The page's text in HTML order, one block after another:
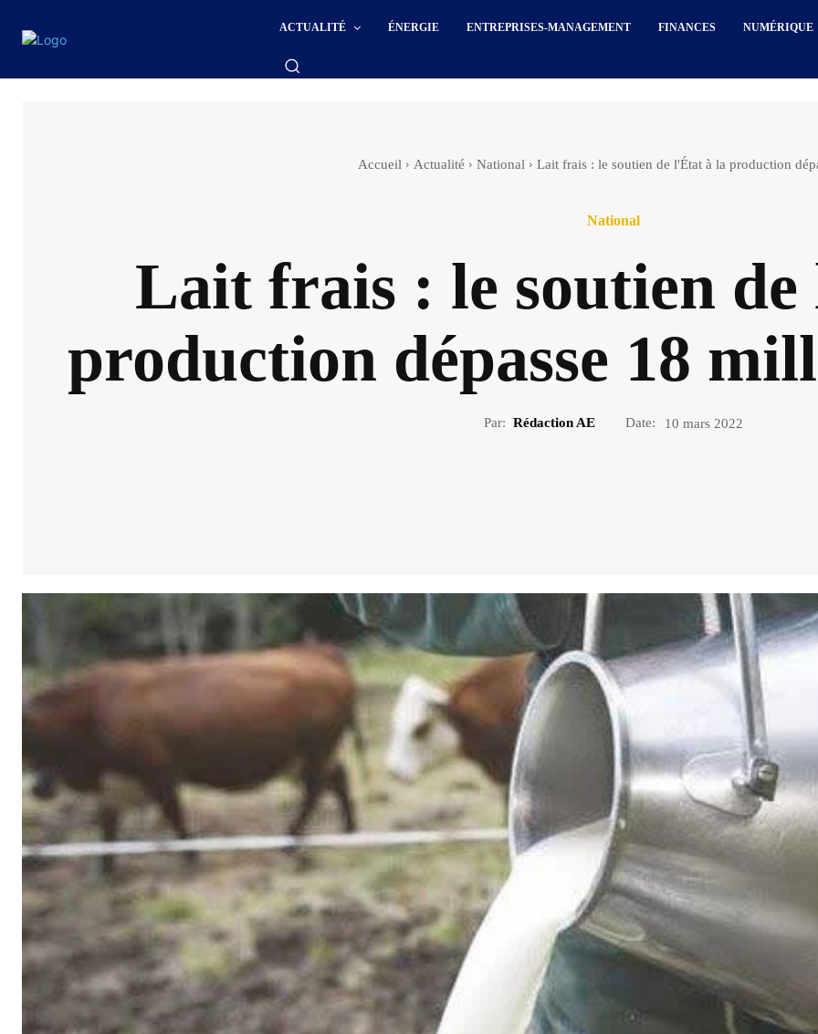
ACTUALITÉ ÉNERGIE ENTREPRISES-MANAGEMENT FINANCES NUMÉRIQUE
Accueil Actualité National Lait frais : le soutien de l'État à la production
National
Lait frais : le soutien de
production dépasse 18
Par: Rédaction AE Date: 10 mars 2022